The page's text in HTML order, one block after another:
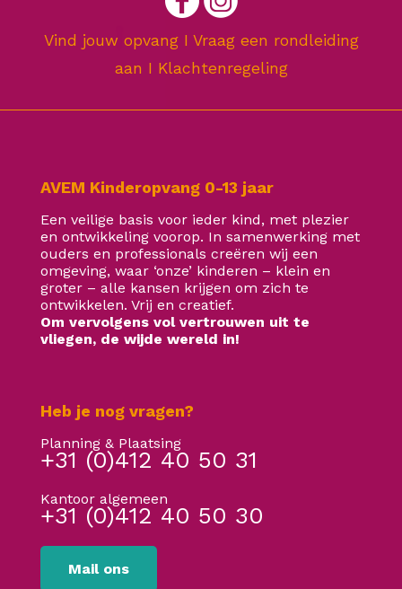
Vind jouw opvangI Vraag een rondleiding
aan I Klachtenregeling
AVEM Kinderopvang 0-13 jaar
Een veilige basis voor ieder kind, met plezier
en ontwikkeling voorop. In samenwerking met
ouders en professionals creëren wij een
omgeving, waar ‘onze’ kinderen – klein en
groter – alle kansen krijgen om zich te
ontwikkelen. Vrij en creatief.
Om vervolgens vol vertrouwen uit te
vliegen, de wijde wereld in!
Heb je nog vragen?
Planning & Plaatsing
+31 (0)412 40 50 31
Kantoor algemeen
+31 (0)412 40 50 30
Mail ons